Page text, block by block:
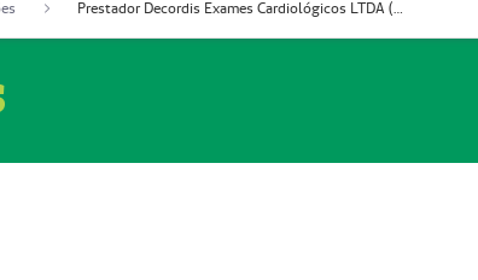
Prestador Decordis Exames Cardiológicos LTDA (51004347-4)